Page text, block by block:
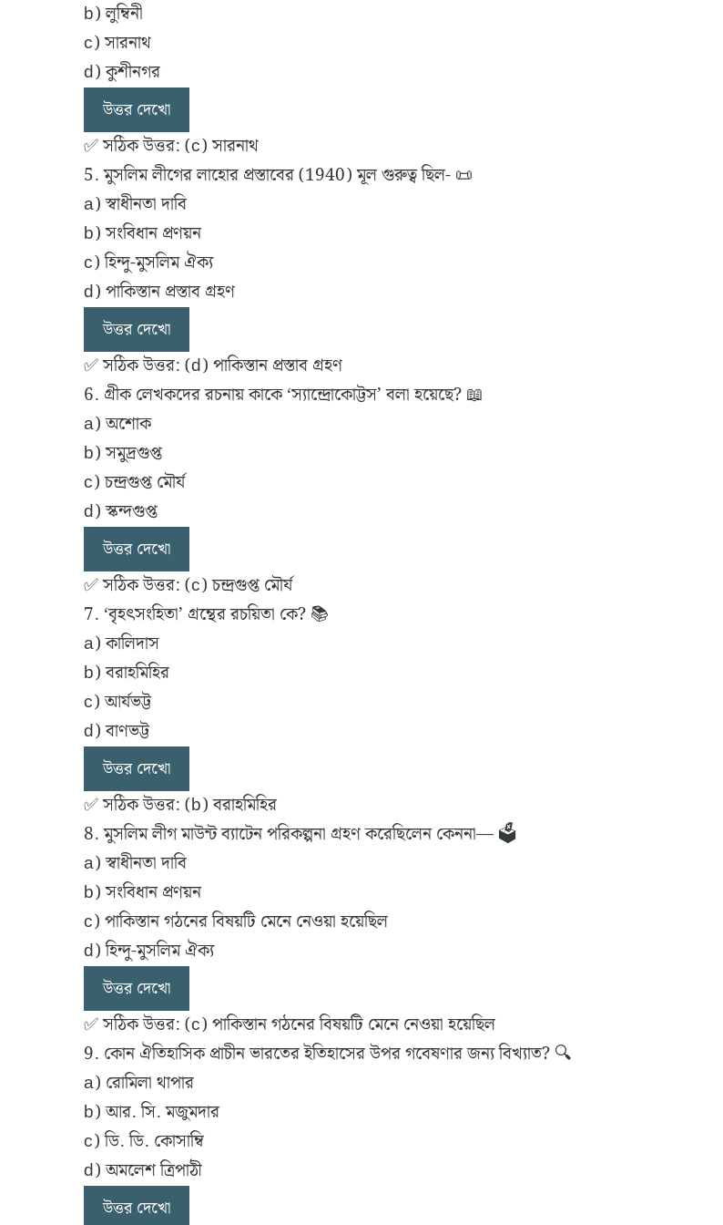
b) লুম্বিনী
c) সারনাথ
d) কুশীনগর
উত্তর দেখো
✅ সঠিক উত্তর: (c) সারনাথ
5. মুসলিম লীগের লাহোর প্রস্তাবের (1940) মূল গুরুত্ব ছিল- 📜
a) স্বাধীনতা দাবি
b) সংবিধান প্রণয়ন
c) হিন্দু-মুসলিম ঐক্য
d) পাকিস্তান প্রস্তাব গ্রহণ
উত্তর দেখো
✅ সঠিক উত্তর: (d) পাকিস্তান প্রস্তাব গ্রহণ
6. গ্রীক লেখকদের রচনায় কাকে ‘স্যান্দ্রোকোট্টস’ বলা হয়েছে? 📖
a) অশোক
b) সমুদ্রগুপ্ত
c) চন্দ্রগুপ্ত মৌর্য
d) স্কন্দগুপ্ত
উত্তর দেখো
✅ সঠিক উত্তর: (c) চন্দ্রগুপ্ত মৌর্য
7. ‘বৃহৎসংহিতা’ গ্রন্থের রচয়িতা কে? 📚
a) কালিদাস
b) বরাহমিহির
c) আর্যভট্ট
d) বাণভট্ট
উত্তর দেখো
✅ সঠিক উত্তর: (b) বরাহমিহির
8. মুসলিম লীগ মাউন্ট ব্যাটেন পরিকল্পনা গ্রহণ করেছিলেন কেননা— 🗳️
a) স্বাধীনতা দাবি
b) সংবিধান প্রণয়ন
c) পাকিস্তান গঠনের বিষয়টি মেনে নেওয়া হয়েছিল
d) হিন্দু-মুসলিম ঐক্য
উত্তর দেখো
✅ সঠিক উত্তর: (c) পাকিস্তান গঠনের বিষয়টি মেনে নেওয়া হয়েছিল
9. কোন ঐতিহাসিক প্রাচীন ভারতের ইতিহাসের উপর গবেষণার জন্য বিখ্যাত? 🔍
a) রোমিলা থাপার
b) আর. সি. মজুমদার
c) ডি. ডি. কোসাম্বি
d) অমলেশ ত্রিপাঠী
উত্তর দেখো